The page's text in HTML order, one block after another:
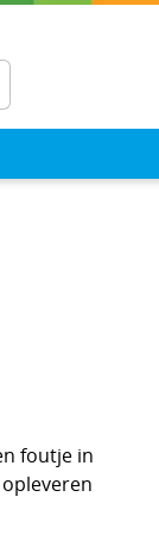
foutje in